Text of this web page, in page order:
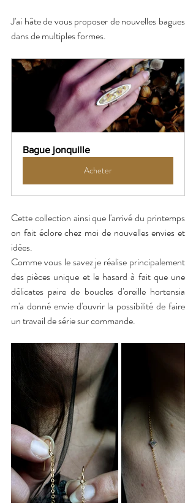
J'ai hâte de vous proposer de nouvelles bagues
dans de multiples formes.
Bague jonquille
Acheter
Cette collection ainsi que l'arrivé du printemps
on fait éclore chez moi de nouvelles envies et
idées.
Comme vous le savez je réalise principalement
des pièces unique et le hasard à fait que une
délicates paire de boucles d'oreille hortensia
m'a donné envie d'ouvrir la possibilité de faire
un travail de série sur commande.